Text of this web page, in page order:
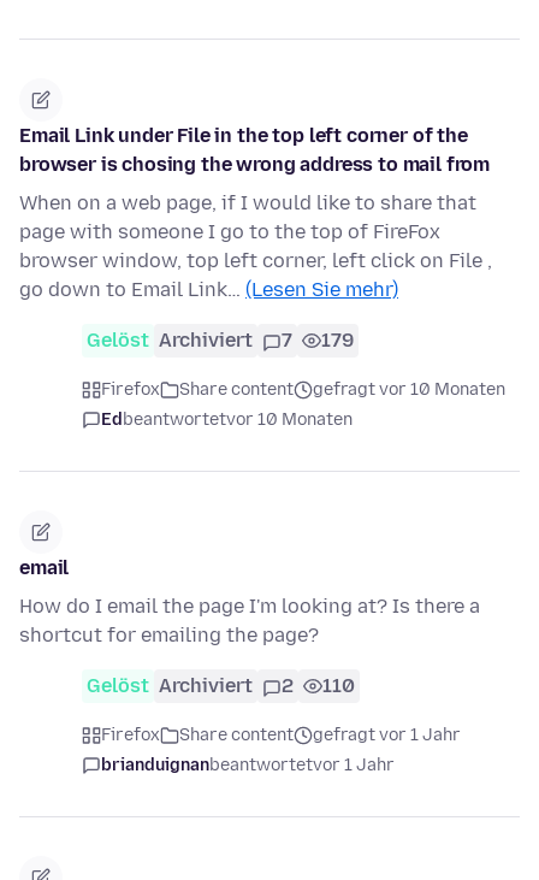
Email Link under File in the top left corner of the
browser is chosing the wrong address to mail from
When on a web page, if I would like to share that
page with someone I go to the top of FireFox
browser window, top left corner, left click on File ,
go down to Email Link… (Lesen Sie mehr)
Gelöst Archiviert 7 179
Firefox Share content
gefragt vor 10 Monaten
Edbeantwortetvor 10 Monaten
email
How do I email the page I'm looking at? Is there a
shortcut for emailing the page?
Gelöst Archiviert 2 110
Firefox Share content
gefragt vor 1 Jahr
brianduignanbeantwortetvor 1 Jahr